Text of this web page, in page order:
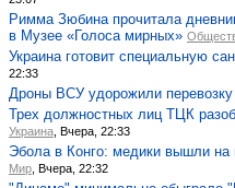
Римма Зюбина прочитала
в Музее «Голоса мирных»
Украина готовит специальную
22:33
Дроны ВСУ удорожили
Трех должностных лиц ТЦК
Украина , Вчера, 22:33
Эбола в Конго: медики вышли на
Мир , Вчера, 22:32